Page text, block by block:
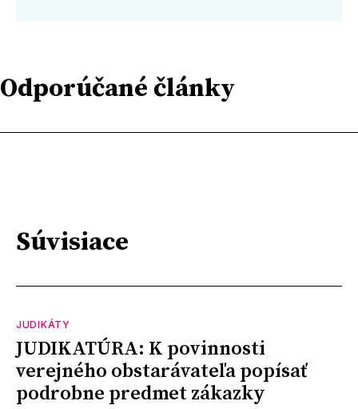
Odporúčané články
Súvisiace
JUDIKÁTY
JUDIKATÚRA: K povinnosti
verejného obstarávateľa popísať
podrobne predmet zákazky